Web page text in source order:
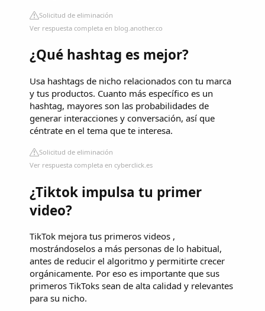
Solicitud de eliminación
Ver respuesta completa en blog.another.co
¿Qué hashtag es mejor?
Usa hashtags de nicho relacionados con tu marca
y tus productos. Cuanto más específico es un
hashtag, mayores son las probabilidades de
generar interacciones y conversación, así que
céntrate en el tema que te interesa.
Solicitud de eliminación
Ver respuesta completa en cyberclick.es
¿Tiktok impulsa tu primer
video?
TikTok mejora tus primeros videos ,
mostrándoselos a más personas de lo habitual,
antes de reducir el algoritmo y permitirte crecer
orgánicamente. Por eso es importante que sus
primeros TikToks sean de alta calidad y relevantes
para su nicho.